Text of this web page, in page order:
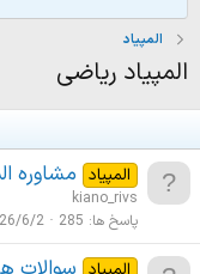
المپیاد
المپیاد ریاضی
المپیاد مشاوره
kiano_rivs
پاسخ ها 285
6/2